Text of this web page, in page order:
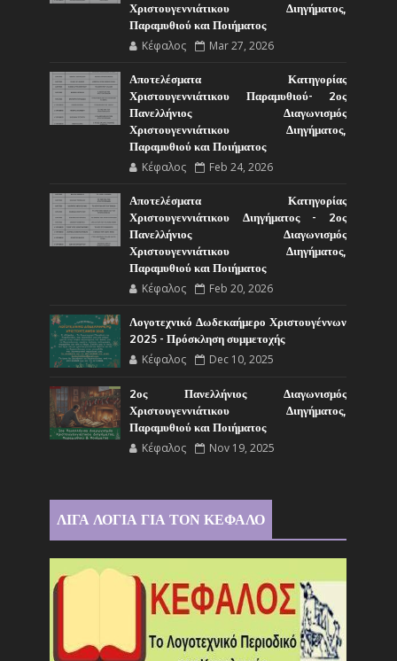
Χριστουγεννιάτικου Διηγήματος,
Παραμυθιού και Ποιήματος
Κέφαλος Mar 27, 2026
Αποτελέσματα Κατηγορίας
Χριστουγεννιάτικου Παραμυθιού- 2ος
Πανελλήνιος Διαγωνισμός
Χριστουγεννιάτικου Διηγήματος,
Παραμυθιού και Ποιήματος
Κέφαλος Feb 24, 2026
Αποτελέσματα Κατηγορίας
Χριστουγεννιάτικου Διηγήματος - 2ος
Πανελλήνιος Διαγωνισμός
Χριστουγεννιάτικου Διηγήματος,
Παραμυθιού και Ποιήματος
Κέφαλος Feb 20, 2026
Λογοτεχνικό Δωδεκαήμερο Χριστουγέννων
2025 - Πρόσκληση συμμετοχής
Κέφαλος Dec 10, 2025
2ος Πανελλήνιος Διαγωνισμός
Χριστουγεννιάτικου Διηγήματος,
Παραμυθιού και Ποιήματος
Κέφαλος Nov 19, 2025
ΛΙΓΑ ΛΟΓΙΑ ΓΙΑ ΤΟΝ ΚΕΦΑΛΟ